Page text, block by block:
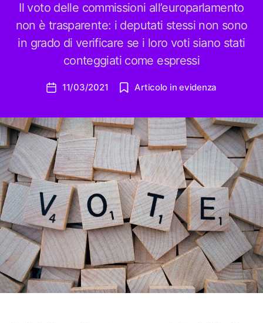
Il voto delle commissioni all’europarlamento
non è trasparente: i deputati stessi non sono
in grado di verificare se i loro voti siano stati
conteggiati come espressi
Data11/03/2021 Articolo in evidenza